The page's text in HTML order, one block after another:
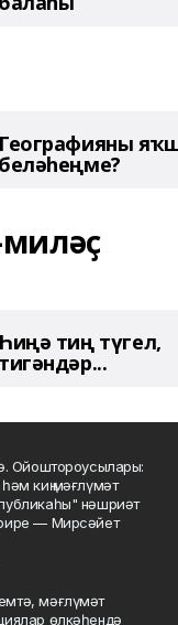
Географияны
беләһеңме?
Һиңә тиң түгел,
тигәндәр...
Ойоштороусылары:
киң мәғлүмәт
нәшриәт
— Мирсәйет
мәғлүмәт
өлкәһендә